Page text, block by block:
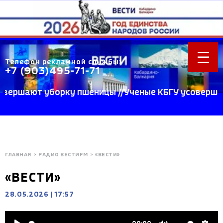
Телефон рекламной службы:
+7 (903)495-71-71
уборку пшеницы //Ученые КБГУ
ГЛАВНАЯ > РАДИО ВЕСТИFM > «ВЕСТИ»
«ВЕСТИ»
28.05.2026 17:57